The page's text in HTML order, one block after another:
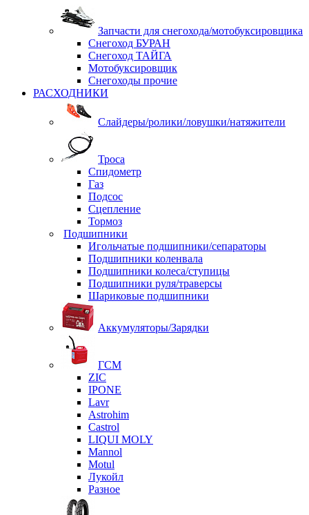
Запчасти для снегохода/мотобуксировщика
Снегоход БУРАН
Снегоход ТАЙГА
Мотобуксировщик
Снегоходы прочие
РАСХОДНИКИ
Слайдеры/ролики/ловушки/натяжители
Троса
Спидометр
Газ
Подсос
Сцепление
Тормоз
Подшипники
Игольчатые подшипники/сепараторы
Подшипники коленвала
Подшипники колеса/ступицы
Подшипники руля/траверсы
Шариковые подшипники
Аккумуляторы/Зарядки
ГСМ
ZIC
IPONE
Lavr
Astrohim
Castrol
LIQUI MOLY
Mannol
Motul
Лукойл
Разное